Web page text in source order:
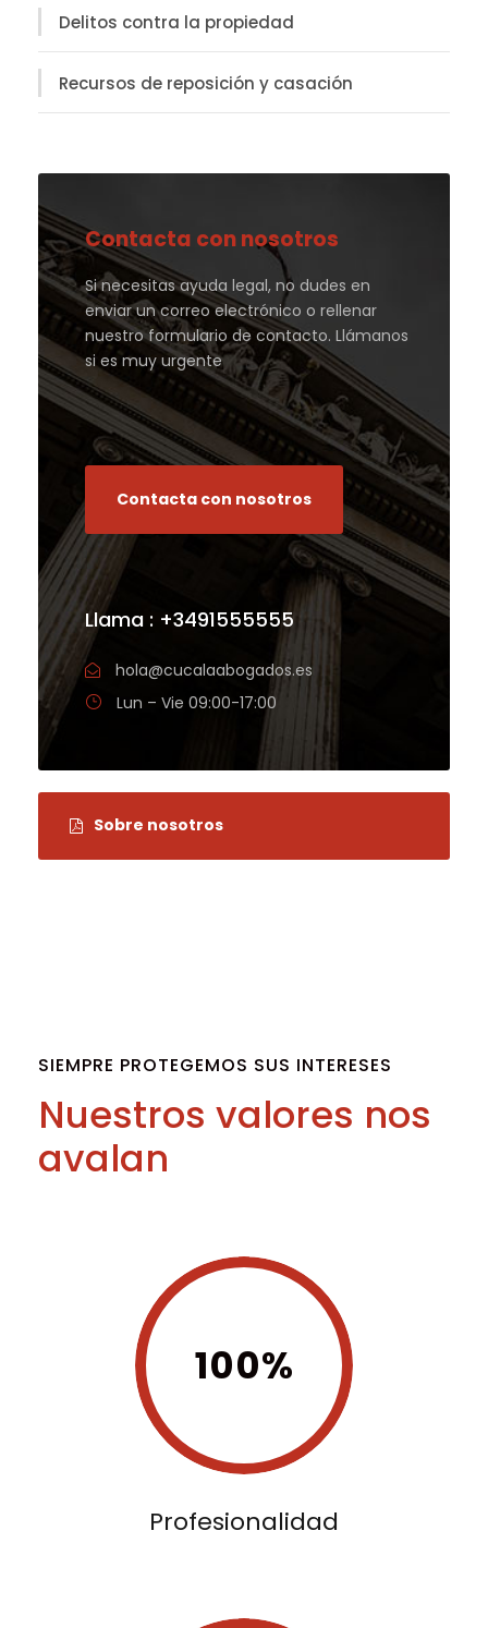
Delitos contra la propiedad
Recursos de reposición y casación
Contacta con nosotros
Si necesitas ayuda legal, no dudes en
enviar un correo electrónico o rellenar
nuestro formulario de contacto. Llámanos
si es muy urgente
Contacta con nosotros
Llama : +3491555555
hola@cucalaabogados.es
Lun – Vie 09:00-17:00
Sobre nosotros
SIEMPRE PROTEGEMOS SUS INTERESES
Nuestros valores nos
avalan
100%
Profesionalidad